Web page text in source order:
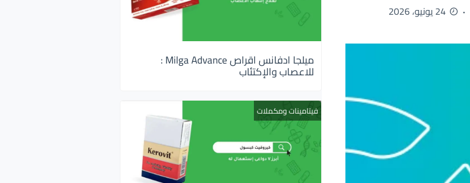
24 يونيو، 2026
ميلجا ادفانس اقراص Milga Advance :
للاعصاب والإكتئاب
فيتامينات ومكملات